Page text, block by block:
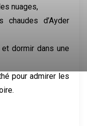
nuages,
d’Ayder
dormir dans une
pour admirer les